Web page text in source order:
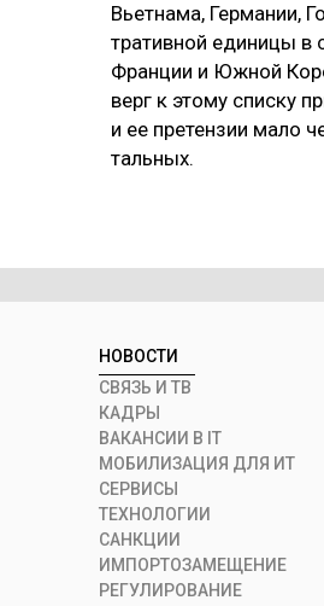
Вь­ет­на­ма, Гер­ма­нии,
тра­тив­ной еди­ни­цы в
Фран­ции и Юж­ной
верг к это­му спис­ку
и ее пре­тен­зии ма­ло
таль­ных.
НОВОСТИ
СВЯЗЬ И ТВ
КАДРЫ
ВАКАНСИИ В IT
МОБИЛИЗАЦИЯ ДЛЯ ИТ
СЕРВИСЫ
ТЕХНОЛОГИИ
САНКЦИИ
ИМПОРТОЗАМЕЩЕНИЕ
РЕГУЛИРОВАНИЕ